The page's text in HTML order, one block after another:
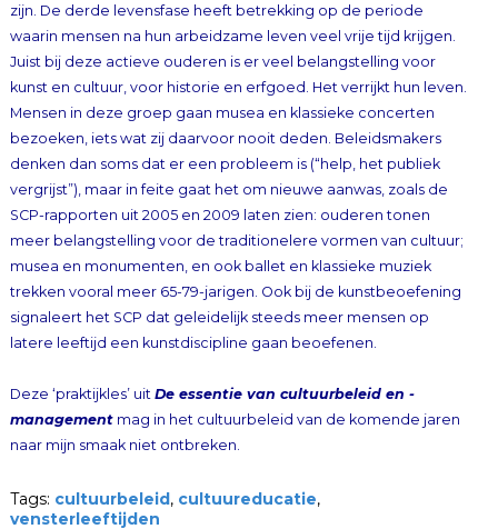
latere leeftijd een kunstdiscipline gaan beoefenen.
Deze ‘praktijkles’ uit De essentie van cultuurbeleid en -
managementmag in het cultuurbeleid van de komende jaren
naar mijn smaak niet ontbreken.
Tags: cultuurbeleid, cultuureducatie,
vensterleeftijden